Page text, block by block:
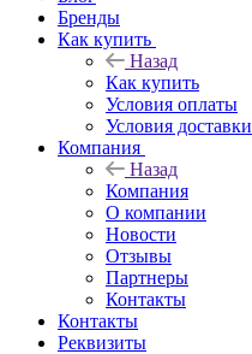
Бренды
Как купить
Назад
Как купить
Условия оплаты
Условия доставки
Компания
Назад
Компания
О компании
Новости
Отзывы
Партнеры
Контакты
Контакты
Реквизиты